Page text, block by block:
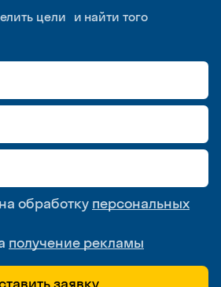
цели и найти того
обработку персональных
получение рекламы